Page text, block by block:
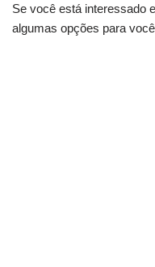
Se você está interessado
algumas opções para